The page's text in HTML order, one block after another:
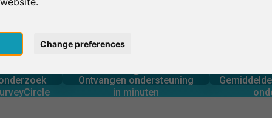
Change preferences
IN EEN OOGOPSLAG
via 0
Ontvangen ondersteuning
in minuten
0
Ondersteuning geboden
Aantal